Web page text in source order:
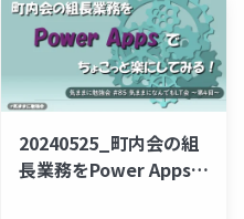
20240525_町内会の組
長業務をPower Appsで